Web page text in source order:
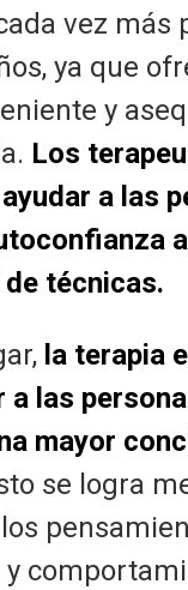
vez más
ya que
y
Los
ayudar a las
técnicas.
la terapia
a las
mayor
se logra